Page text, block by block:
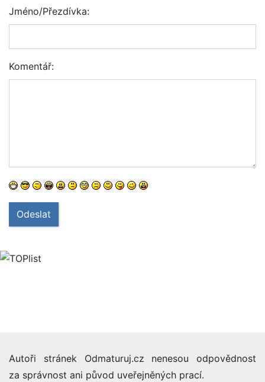
Jméno/Přezdívka:
Komentář:
Odeslat
Autoři stránek Odmaturuj.cz nenesou odpovědnost
za správnost ani původ uveřejněných prací.